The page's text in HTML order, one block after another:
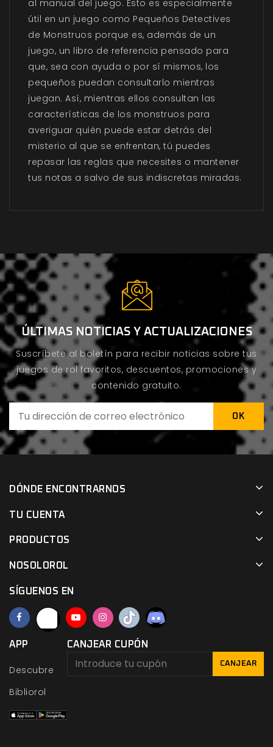
al manual del juego. Esto es especialmente
útil en un juego como Pequeños Detectives
de Monstruos porque es, además de un
juego, un libro de referencia pensado para
que, sea con ayuda o por sí mismos, los
pequeños puedan consultarlo mientras
juegan. Así, mientras ellos consultan las
características de los monstruos para
averiguar quién puede estar detrás del
misterio al que se enfrentan, tú puedes
repasar las reglas que necesites o mantener
tus notas a salvo de sus indiscretas miradas.
ÚLTIMAS NOTICIAS Y ACTUALIZACIONES
Suscríbete al boletín para recibir noticias sobre tus
juegos de rol favoritos, descuentos, promociones y
contenido gratuito.
DÓNDE ENCONTRARNOS
TU CUENTA
PRODUCTOS
NOSOLOROL
SÍGUENOS EN
APP
Descubre
Bibliorol
CANJEAR CUPÓN
CANJEAR